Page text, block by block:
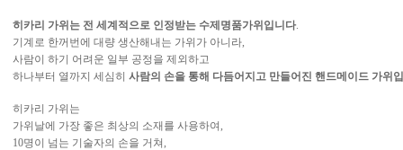
히카리 가위는 전 세계적으로 인정받는 수제명품가위입니다.
기계로 한꺼번에 대량 생산해내는 가위가 아니라,
사람이 하기 어려운 일부 공정을 제외하고
하나부터 열까지 세심히 사람의 손을 통해 다듬어지고 만들어진 핸드메이드 가위
히카리 가위는
가위날에 가장 좋은 최상의 소재를 사용하여,
10명이 넘는 기술자의 손을 거쳐,